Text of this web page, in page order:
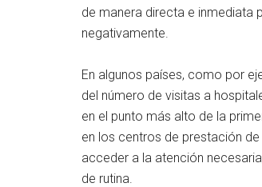
de manera directa e inmediata
negativamente.
En algunos países, como por
del número de visitas a
en el punto más alto de la
en los centros de prestación
acceder a la atención
de rutina.